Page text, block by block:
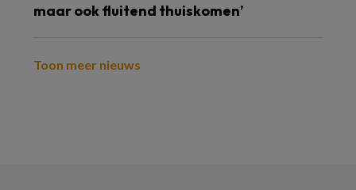
maar ook fluitend thuiskomen’
Toon meer nieuws